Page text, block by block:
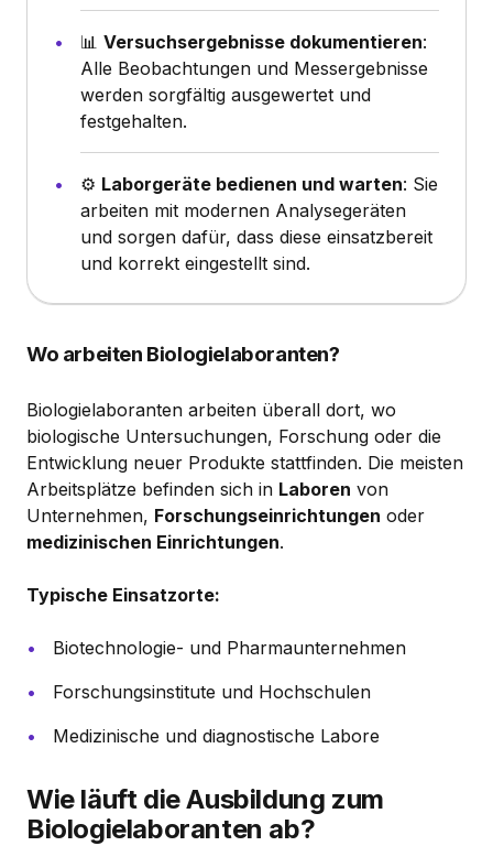
📊 Versuchsergebnisse dokumentieren:
Alle Beobachtungen und Messergebnisse
werden sorgfältig ausgewertet und
festgehalten.
⚙️ Laborgeräte bedienen und warten: Sie
arbeiten mit modernen Analysegeräten
und sorgen dafür, dass diese einsatzbereit
und korrekt eingestellt sind.
Wo arbeiten Biologielaboranten?
Biologielaboranten arbeiten überall dort, wo
biologische Untersuchungen, Forschung oder die
Entwicklung neuer Produkte stattfinden. Die meisten
Arbeitsplätze befinden sich in Laboren von
Unternehmen, Forschungseinrichtungen oder
medizinischen Einrichtungen.
Typische Einsatzorte:
Biotechnologie- und Pharmaunternehmen
Forschungsinstitute und Hochschulen
Medizinische und diagnostische Labore
Wie läuft die Ausbildung zum
Biologielaboranten ab?